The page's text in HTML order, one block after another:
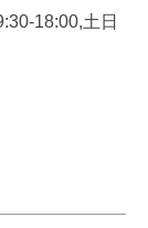
18:00,土日